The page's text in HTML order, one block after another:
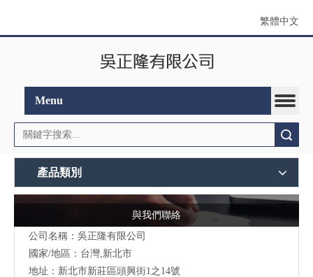
繁體中文
Menu
產品類別
與我們聯絡
公司名稱：吳正隆有限公司
國家/地區：台灣,新北市
地址：新北市新莊區頭興街1之14號